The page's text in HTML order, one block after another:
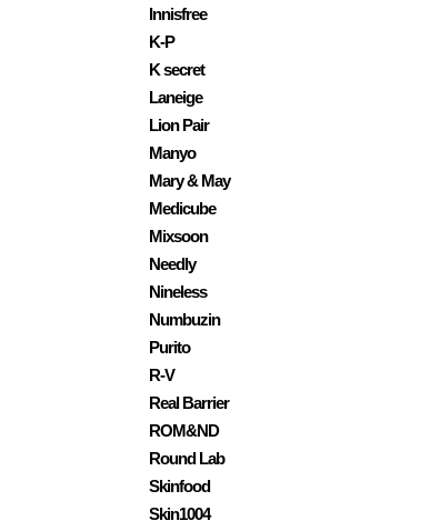
Innisfree
K-P
K secret
Laneige
Lion Pair
Manyo
Mary & May
Medicube
Mixsoon
Needly
Nineless
Numbuzin
Purito
R-V
Real Barrier
ROM&ND
Round Lab
Skinfood
Skin1004